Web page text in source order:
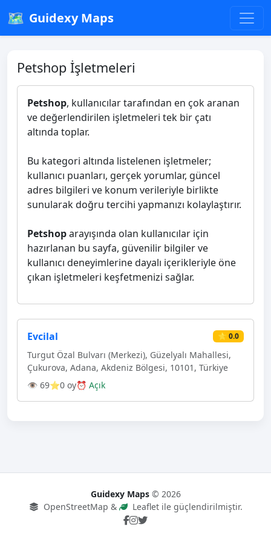
🗺️ Guidexy Maps
Petshop İşletmeleri
Petshop, kullanıcılar tarafından en çok aranan
ve değerlendirilen işletmeleri tek bir çatı
altında toplar.
Bu kategori altında listelenen işletmeler;
kullanıcı puanları, gerçek yorumlar, güncel
adres bilgileri ve konum verileriyle birlikte
sunularak doğru tercihi yapmanızı kolaylaştırır.
Petshoparayışında olan kullanıcılar için
hazırlanan bu sayfa, güvenilir bilgiler ve
kullanıcı deneyimlerine dayalı içerikleriyle öne
çıkan işletmeleri keşfetmenizi sağlar.
Evcilal ⭐ 0.0
Turgut Özal Bulvarı (Merkezi), Güzelyalı Mahallesi,
Çukurova, Adana, Akdeniz Bölgesi, 10101, Türkiye
👁 69⭐0 oy⏰ Açık
Guidexy Maps© 2026
OpenStreetMap &
Leaflet ile güçlendirilmiştir.